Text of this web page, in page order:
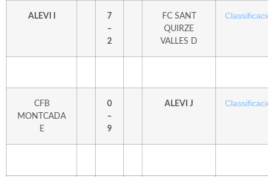
ALEVI I
7
–
2
FC SANT
QUIRZE
VALLES D
CFB
MONTCADA
E
0
–
9
ALEVI J